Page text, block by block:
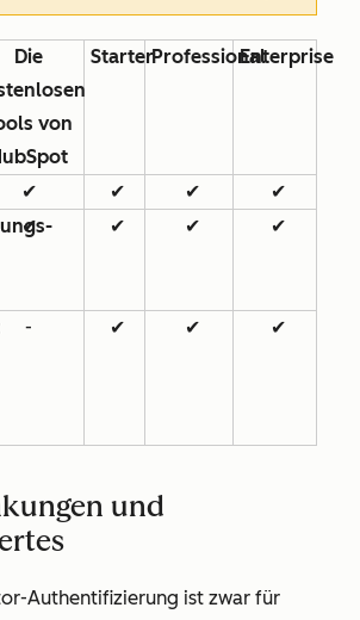
Die
von
StarterProfessionalEnterprise
✔ ✔ ✔
✔
✔ ✔ ✔ ✔
- ✔ ✔ ✔
und
Authentifizierung ist zwar für